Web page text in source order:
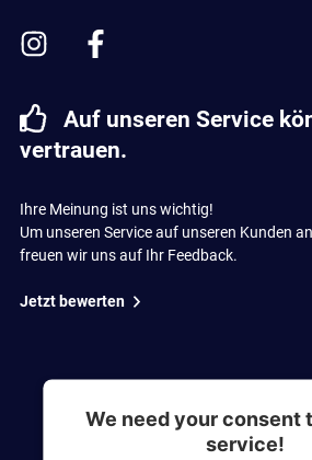
Auf unseren Service
vertrauen.
Ihre Meinung ist uns wichtig!
Um unseren Service auf unseren Kunden
freuen wir uns auf Ihr Feedback.
Jetzt bewerten
We need your consent
service!